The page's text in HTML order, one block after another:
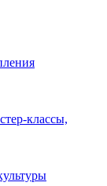
классы,